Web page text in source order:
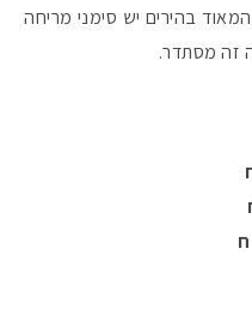
בהירים יש סימני מריחה
זה מסתדר.